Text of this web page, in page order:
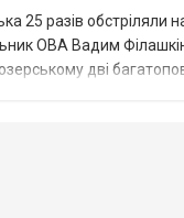
25 разів
ОВА Вадим
дві